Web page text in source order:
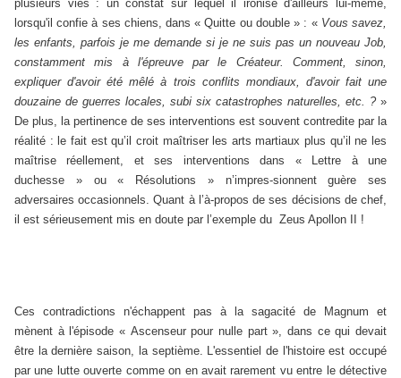
plusieurs vies : un constat sur lequel il ironise d'ailleurs lui-même,
lorsqu'il confie à ses chiens, dans « Quitte ou double » : « Vous savez,
les enfants, parfois je me demande si je ne suis pas un nouveau Job,
constamment mis à l'épreuve par le Créateur. Comment, sinon,
expliquer d'avoir été mêlé à trois conflits mondiaux, d'avoir fait une
douzaine de guerres locales, subi six catastrophes naturelles, etc. ?»
De plus, la pertinence de ses interventions est souvent contredite par la
réalité : le fait est qu’il croit maîtriser les arts martiaux plus qu’il ne les
maîtrise réellement, et ses interventions dans « Lettre à une
duchesse » ou « Résolutions » n’impres-sionnent guère ses
adversaires occasionnels. Quant à l’à-propos de ses décisions de chef,
il est sérieusement mis en doute par l’exemple du Zeus Apollon II !
Ces contradictions n'échappent pas à la sagacité de Magnum et
mènent à l'épisode « Ascenseur pour nulle part », dans ce qui devait
être la dernière saison, la septième. L'essentiel de l'histoire est occupé
par une lutte ouverte comme on en avait rarement vu entre le détective